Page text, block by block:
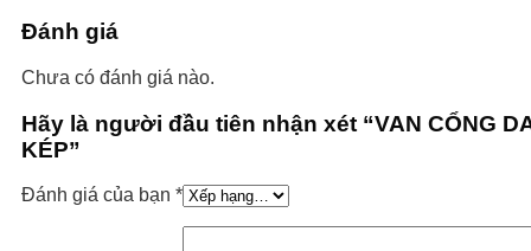
Đánh giá
Chưa có đánh giá nào.
Hãy là người đầu tiên nhận xét “VAN CỔNG
KÉP”
Đánh giá của bạn *